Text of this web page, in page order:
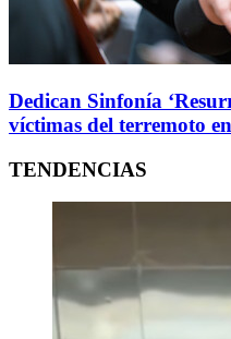
Dedican Sinfonía
víctimas del terremoto
TENDENCIAS